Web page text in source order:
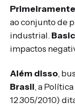
Primeiramente
ao conjunto de
industrial.
impactos
Além disso,
Brasil, a
12.305/2010)